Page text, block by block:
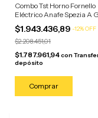
Combo Tst Horno Fornello
Eléctrico Anafe Spezia A
Blanco Acero Inoxidable/
Blanco
$1.943.436,89 -12%OFF
$2.208.451,01
$1.787.961,94con
depósito